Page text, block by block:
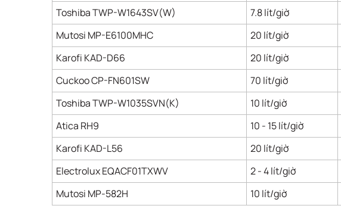
Toshiba TWP-W1643SV(W)
7.8 lít/giờ
Mutosi MP-E6100MHC
20 lít/giờ
Karofi KAD-D66
20 lít/giờ
Cuckoo CP-FN601SW
70 lít/giờ
Toshiba TWP-W1035SVN(K)
10 lít/giờ
Atica RH9
10 - 15 lít/giờ
Karofi KAD-L56
20 lít/giờ
Electrolux EQACF01TXWV
2 - 4 lít/giờ
Mutosi MP-582H
10 lít/giờ